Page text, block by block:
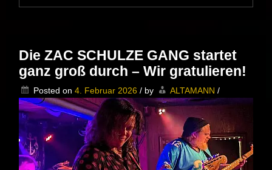
live
im
Die ZAC SCHULZE GANG startet
ganz groß durch – Wir gratulieren!
Posted on 4. Februar 2026 / by ALTAMANN /